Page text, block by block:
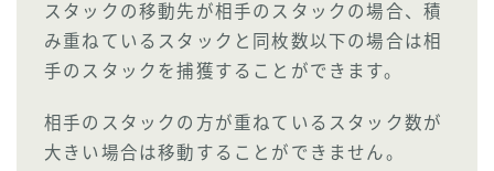
スタックの移動先が相手のスタックの場合、積
み重ねているスタックと同枚数以下の場合は相
手のスタックを捕獲することができます。
相手のスタックの方が重ねているスタック数が
大きい場合は移動することができません。